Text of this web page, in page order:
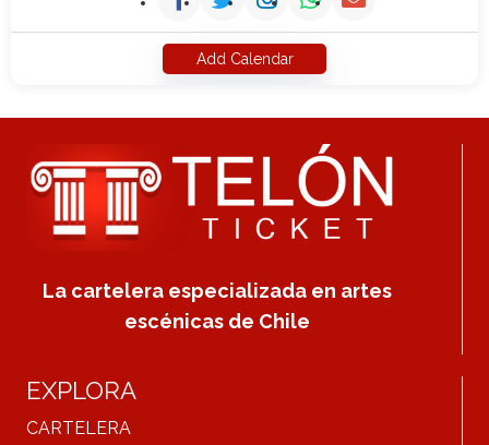
Add Calendar
La cartelera especializada en artes
escénicas de Chile
EXPLORA
CARTELERA